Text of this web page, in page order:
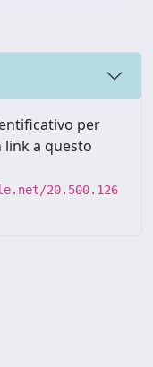
per
link a questo
20.500.126